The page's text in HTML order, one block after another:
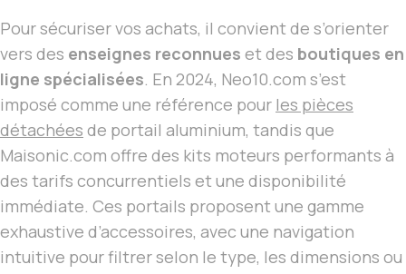
Pour sécuriser vos achats, il convient de s’orienter
vers des enseignes reconnues et des boutiques en
ligne spécialisées. En 2024, Neo10.com s’est
imposé comme une référence pour les pièces
détachées de portail aluminium, tandis que
Maisonic.com offre des kits moteurs performants à
des tarifs concurrentiels et une disponibilité
immédiate. Ces portails proposent une gamme
exhaustive d’accessoires, avec une navigation
intuitive pour filtrer selon le type, les dimensions ou